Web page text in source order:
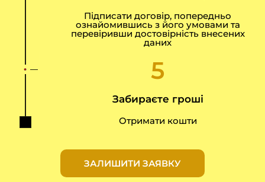
Підписати договір, попередньо
ознайомившись з його умовами та
перевіривши достовірність внесених
даних
5
Забираєте гроші
Отримати кошти
ЗАЛИШИТИ ЗАЯВКУ